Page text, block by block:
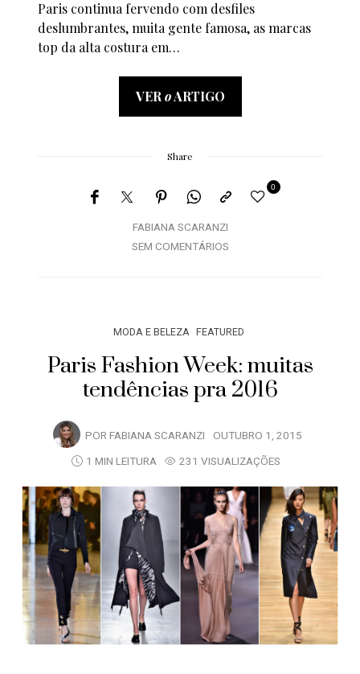
Paris continua fervendo com desfiles
deslumbrantes, muita gente famosa, as marcas
top da alta costura em…
VER oARTIGO
Share
FABIANA SCARANZI
0
SEM COMENTÁRIOS
MODA E BELEZA FEATURED
Paris Fashion Week: muitas
tendências pra 2016
POR FABIANA SCARANZI OUTUBRO 1, 2015
1 MIN LEITURA
231 VISUALIZAÇÕES